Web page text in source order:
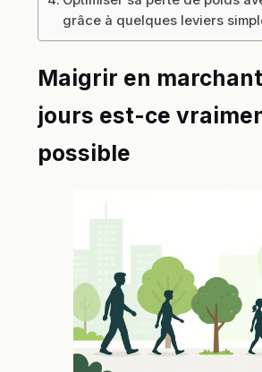
grâce à quelques leviers
Maigrir en
jours est-ce
possible